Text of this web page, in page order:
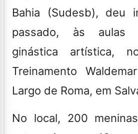
Bahia (Sudesb), deu
passado, às aulas
ginástica artística,
Treinamento
Largo de Roma, em
No local, 200